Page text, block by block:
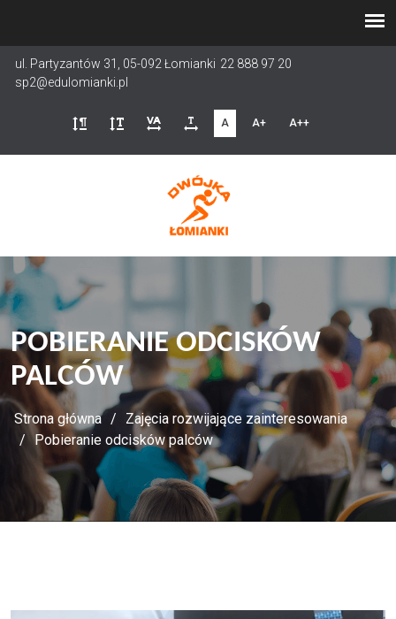
treści
ul. Partyzantów 31, 05-092 Łomianki 22 888 97 20
sp2@edulomianki.pl
A A+ A++
POBIERANIE ODCISKÓW
PALCÓW
Strona główna
Zajęcia rozwijające zainteresowania
Pobieranie odcisków palców